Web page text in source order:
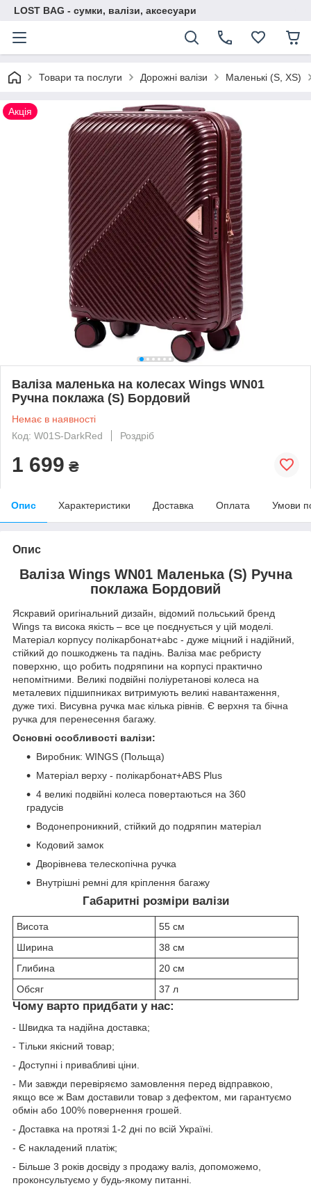
LOST BAG - сумки, валізи, аксесуари
Товари та послуги Дорожні валізи Маленькі (S, XS)
Акція
Валіза маленька на колесах Wings WN01
Ручна поклажа (S) Бордовий
Немає в наявності
Код: W01S-DarkRed
Роздріб
1 699 ₴
Опис Характеристики Доставка Оплата Умови
Опис
Валіза Wings WN01 Маленька (S) Ручна
поклажа Бордовий
Яскравий оригінальний дизайн, відомий польський бренд
Wings та висока якість – все це поєднується у цій моделі.
Матеріал корпусу полікарбонат+abc - дуже міцний і надійний,
стійкий до пошкоджень та падінь. Валіза має ребристу
поверхню, що робить подряпини на корпусі практично
непомітними. Великі подвійні поліуретанові колеса на
металевих підшипниках витримують великі навантаження,
дуже тихі. Висувна ручка має кілька рівнів. Є верхня та бічна
ручка для перенесення багажу.
Основні особливості валізи:
Виробник: WINGS (Польща)
Матеріал верху - полікарбонат+ABS Plus
4 великі подвійні колеса повертаються на 360
градусів
Водонепроникний, стійкий до подряпин матеріал
Кодовий замок
Дворівнева телескопічна ручка
Внутрішні ремні для кріплення багажу
Габаритні розміри валізи
Висота
55 см
Ширина
38 см
Глибина
20 см
Обсяг
37 л
Чому варто придбати у нас:
- Швидка та надійна доставка;
- Тільки якісний товар;
- Доступні і привабливі ціни.
- Ми завжди перевіряємо замовлення перед відправкою,
якщо все ж Вам доставили товар з дефектом, ми гарантуємо
обмін або 100% повернення грошей.
- Доставка на протязі 1-2 дні по всій Україні.
- Є накладений платіж;
- Більше 3 років досвіду з продажу валіз, допоможемо,
проконсультуємо у будь-якому питанні.